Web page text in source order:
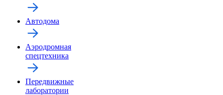
Автодома
Аэродромная
спецтехника
Передвижные
лаборатории